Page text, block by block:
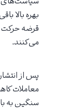
بهره بالا
قرضه حرکت
می‌کنند.
پس از
معاملات
سنگین به